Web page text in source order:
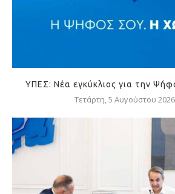
ΥΠΕΣ: Νέα εγκύκλιος για την
Τετάρτη, 5 Αυγούστου